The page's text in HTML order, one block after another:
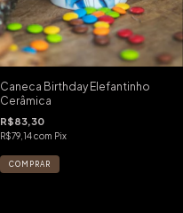
Caneca Birthday Elefantinho
Cerâmica
R$83,30
R$79,14com Pix